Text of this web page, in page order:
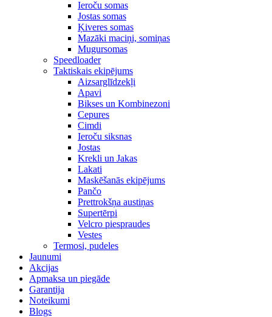
Ieroču somas
Jostas somas
Ķiveres somas
Mazāki maciņi, somiņas
Mugursomas
Speedloader
Taktiskais ekipējums
Aizsarglīdzekļi
Apavi
Bikses un Kombinezoni
Cepures
Cimdi
Ieroču siksnas
Jostas
Krekli un Jakas
Lakati
Maskēšanās ekipējums
Pančo
Prettrokšņa austiņas
Supertērpi
Velcro piespraudes
Vestes
Termosi, pudeles
Jaunumi
Akcijas
Apmaksa un piegāde
Garantija
Noteikumi
Blogs